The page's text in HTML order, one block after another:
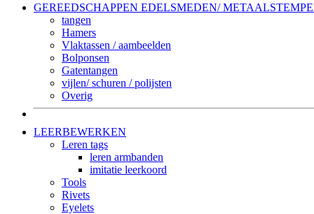
GEREEDSCHAPPEN EDELSMEDEN/
tangen
Hamers
Vlaktassen / aambeelden
Bolponsen
Gatentangen
vijlen/ schuren / polijsten
Overig
LEERBEWERKEN
Leren tags
leren armbanden
imitatie leerkoord
Tools
Rivets
Eyelets